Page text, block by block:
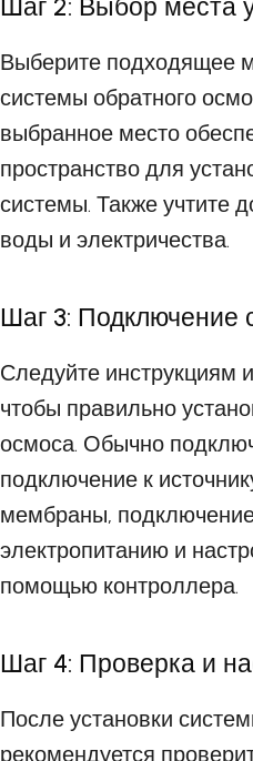
Шаг 2: Выбор места
Выберите подходящее
системы обратного
выбранное место
пространство для
системы. Также учтите
воды и электричества.
Шаг 3: Подключение
Следуйте инструкциям
чтобы правильно
осмоса. Обычно
подключение к
мембраны,
электропитанию и
помощью контроллера.
Шаг 4: Проверка и
После установки
рекомендуется